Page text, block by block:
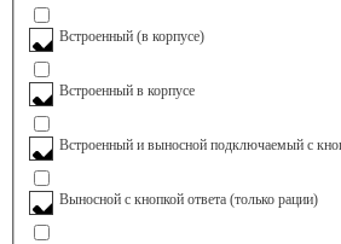
Встроенный (в корпусе)
Встроенный в корпусе
Встроенный и выносной подключаемый с
Выносной с кнопкой ответа (только рации)